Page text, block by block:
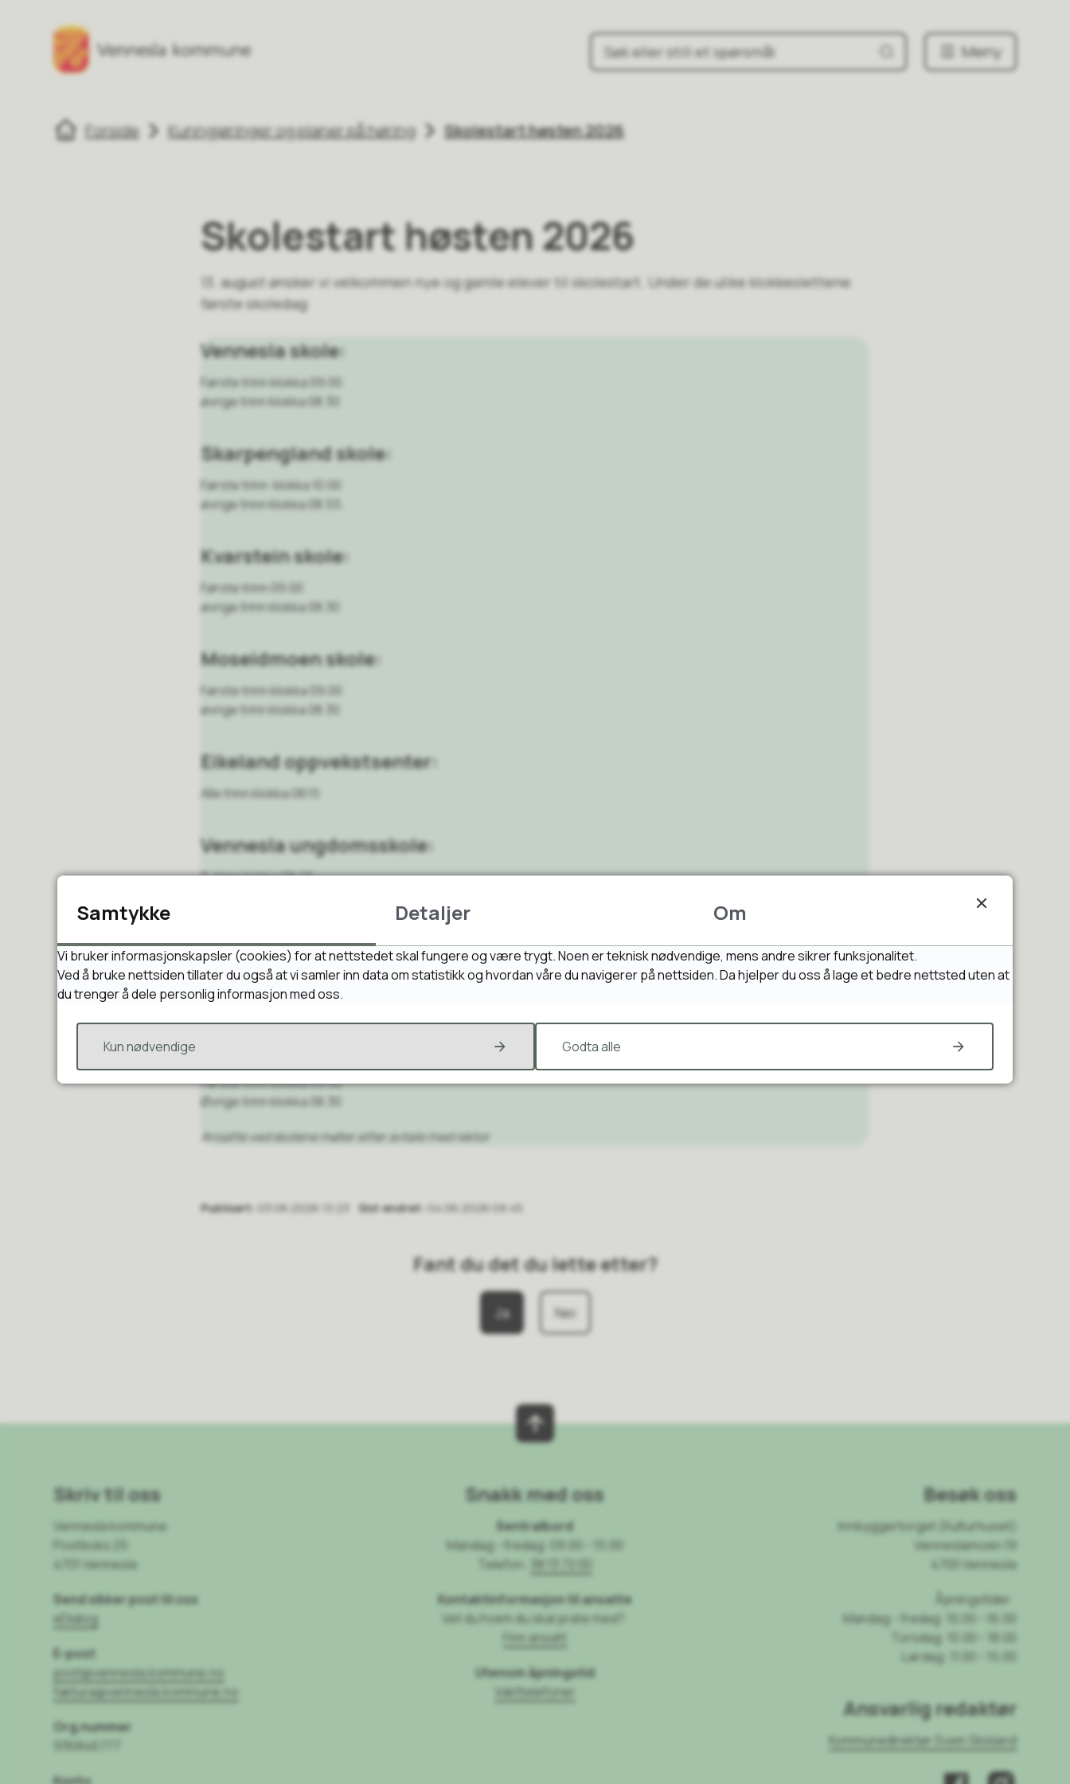
Vennesla kommune
Meny
Du er her:Forside Kunngjøringer og planer på høring Skolestart høsten 2026
Skolestart høsten 2026
13. august ønsker vi velkommen nye og gamle elever til skolestart. Under de ulike klokkeslettene
første skoledag:
Vennesla skole:
Første trinn klokka 09.00
øvrige trinn klokka 08.30
Skarpengland skole:
Første trinn klokka 10.00
øvrige trinn klokka 08.55
Kvarstein skole:
Første trinn 09.00
øvrige trinn klokka 08.30
Moseidmoen skole:
Første trinn klokka 09.00
øvrige trinn klokka 08.30
Eikeland oppvekstsenter:
Alle trinn klokka 08.15
Vennesla ungdomsskole:
8. trinn klokka 08.25
Vennesla voksenopplæring:
Alle klokka 08.30
Første trinn klokka 09.00
Øvrige trinn klokka 08.30
Ansatte ved skolene møter etter avtale med rektor
Publisert 03.06.2026 13:23 Sist endret 04.06.2026 09:45
Fant du det du lette etter?
Ja Nei
Skriv til oss
Vennesla kommune
Postboks 25
4701 Vennesla
Send sikker post til oss
eDialog
E-post
post@vennesla.kommune.no
faktura@vennesla.kommune.no
Org.nummer
936846777
Snakk med oss
Sentralbord
Mandag - fredag: 09.00 - 15.00
Telefon:
38 13 72 00
Kontaktinformasjon til ansatte
Vet du hvem du skal prate med?
Finn ansatt
Utenom åpningstid
Vakttelefoner
Besøk oss
Innbyggertorget (Kulturhuset)
Venneslamoen 19
4700 Vennesla
Åpningstider:
Mandag - fredag: 10.00 - 16.00
Torsdag: 10.00 - 18.00
Lørdag: 11.00 - 15.00
Ansvarlig redaktør
Kommunedirektør Svein Skisland
Samtykke Detaljer Om
Vi bruker informasjonskapsler (cookies) for at nettstedet skal fungere og være trygt. Noen er teknisk nødvendige, mens andre sikrer funksjonalitet.
Ved å bruke nettsiden tillater du også at vi samler inn data om statistikk og hvordan våre du navigerer på nettsiden. Da hjelper du oss å lage et bedre nettsted uten at
du trenger å dele personlig informasjon med oss.
Kun nødvendige Godta alle